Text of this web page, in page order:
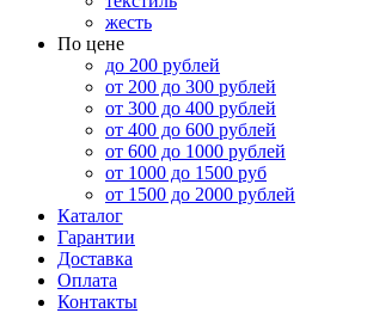
жесть
По цене
до 200 рублей
от 200 до 300 рублей
от 300 до 400 рублей
от 400 до 600 рублей
от 600 до 1000 рублей
от 1000 до 1500 руб
от 1500 до 2000 рублей
Каталог
Гарантии
Доставка
Оплата
Контакты